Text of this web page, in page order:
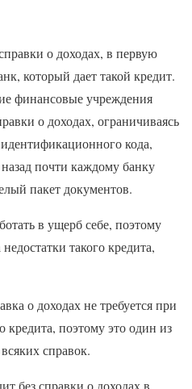
о доходах, в первую
который дает такой кредит.
финансовые учреждения
о доходах, ограничиваясь
кода,
почти каждому банку
пакет документов.
в ущерб себе, поэтому
такого кредита,
о доходах не требуется при
кредита, поэтому это один из
справок.